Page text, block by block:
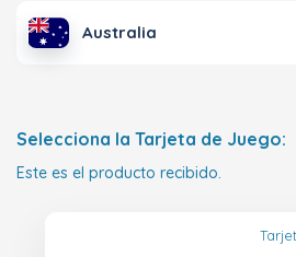
Australia
Selecciona la Tarjeta de Juego:
Este es el producto recibido.